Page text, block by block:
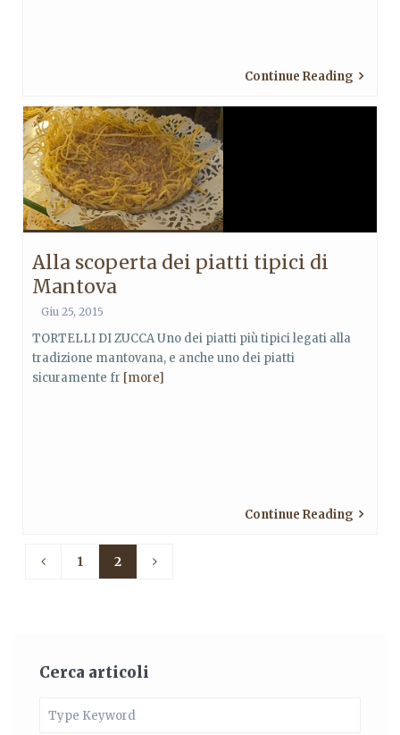
Continue Reading
Alla scoperta dei piatti tipici di
Mantova
Giu 25, 2015
TORTELLI DI ZUCCA Uno dei piatti più tipici legati alla
tradizione mantovana, e anche uno dei piatti
sicuramente fr [more]
Continue Reading
1 2
Cerca articoli